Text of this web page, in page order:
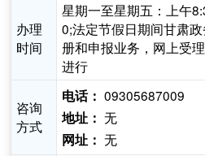
办理
时间
星期一至星期五：上午
0;法定节假日期间甘肃
册和申报业务，网上受
进行
咨询
方式
电话： 09305687009
地址： 无
网址： 无